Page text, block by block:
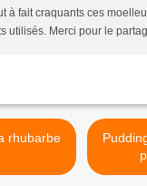
à fait craquants ces
utilisés. Merci pour le
rhubarbe